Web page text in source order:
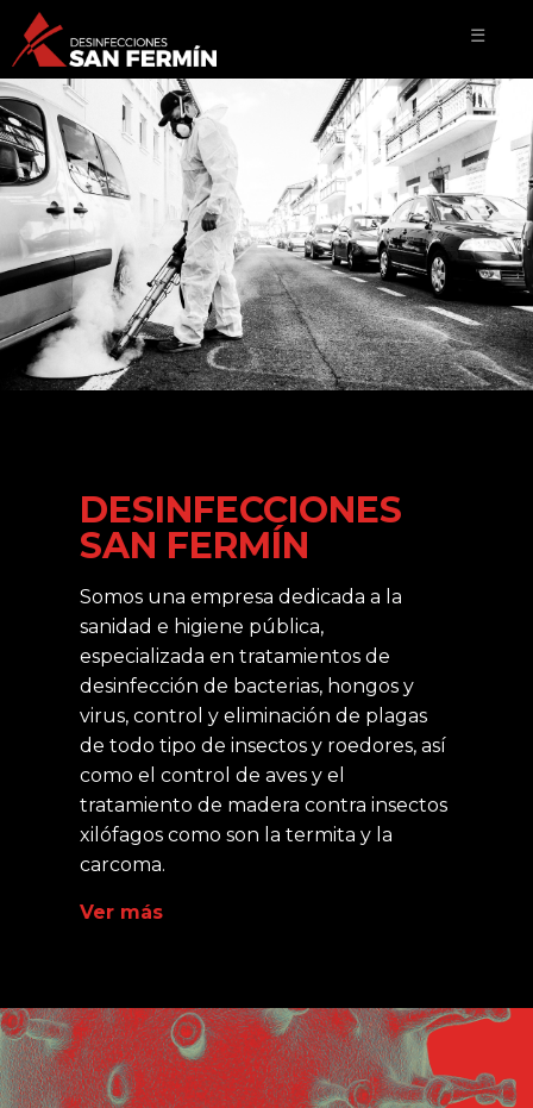
☰
DESINFECCIONES
SAN FERMÍN
Somos una empresa dedicada a la
sanidad e higiene pública,
especializada en tratamientos de
desinfección de bacterias, hongos y
virus, control y eliminación de plagas
de todo tipo de insectos y roedores, así
como el control de aves y el
tratamiento de madera contra insectos
xilófagos como son la termita y la
carcoma.
Ver más